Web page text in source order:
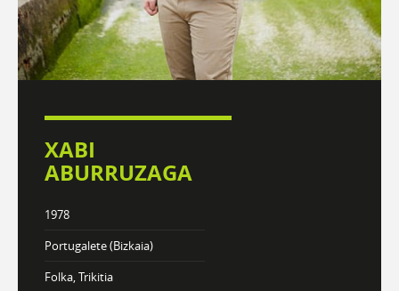
XABI
ABURRUZAGA
1978
Portugalete (Bizkaia)
Folka, Trikitia